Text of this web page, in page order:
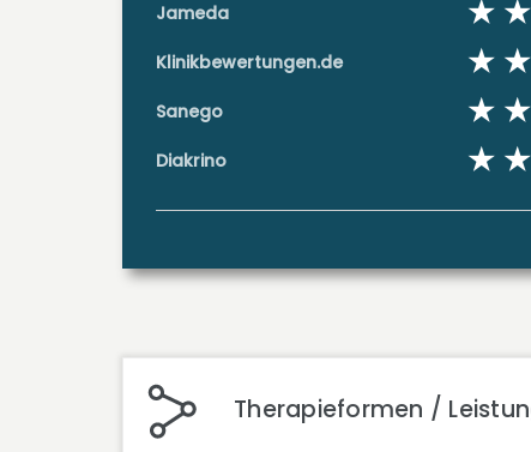
Jameda
Klinikbewertungen.de
Sanego
Diakrino
Therapieformen /